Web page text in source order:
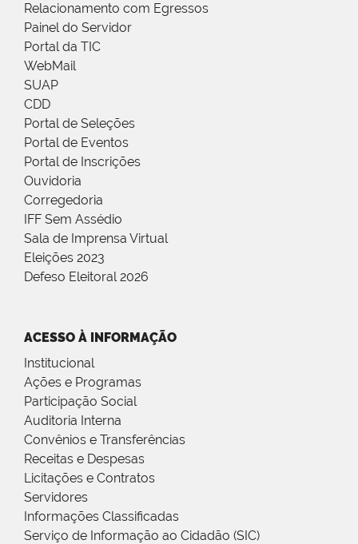
Relacionamento com Egressos
Painel do Servidor
Portal da TIC
WebMail
SUAP
CDD
Portal de Seleções
Portal de Eventos
Portal de Inscrições
Ouvidoria
Corregedoria
IFF Sem Assédio
Sala de Imprensa Virtual
Eleições 2023
Defeso Eleitoral 2026
ACESSO À INFORMAÇÃO
Institucional
Ações e Programas
Participação Social
Auditoria Interna
Convênios e Transferências
Receitas e Despesas
Licitações e Contratos
Servidores
Informações Classificadas
Serviço de Informação ao Cidadão (SIC)